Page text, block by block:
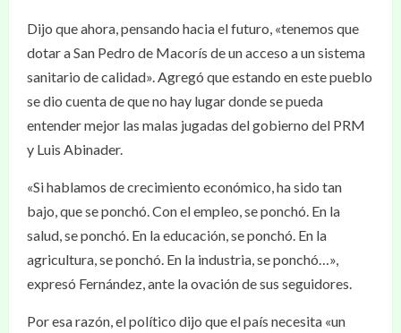
Dijo que ahora, pensando hacia el futuro, «tenemos que
dotar a San Pedro de Macorís de un acceso a un sistema
sanitario de calidad». Agregó que estando en este pueblo
se dio cuenta de que no hay lugar donde se pueda
entender mejor las malas jugadas del gobierno del PRM
y Luis Abinader.
«Si hablamos de crecimiento económico, ha sido tan
bajo, que se ponchó. Con el empleo, se ponchó. En la
salud, se ponchó. En la educación, se ponchó. En la
agricultura, se ponchó. En la industria, se ponchó…»,
expresó Fernández, ante la ovación de sus seguidores.
Por esa razón, el político dijo que el país necesita «un